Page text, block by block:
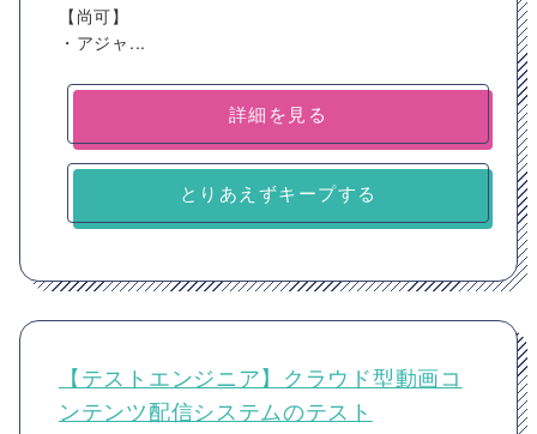
【尚可】
・アジャ...
詳細を見る
とりあえずキープする
【テストエンジニア】クラウド型動画コ
ンテンツ配信システムのテスト